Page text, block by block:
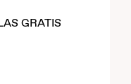
GRATIS